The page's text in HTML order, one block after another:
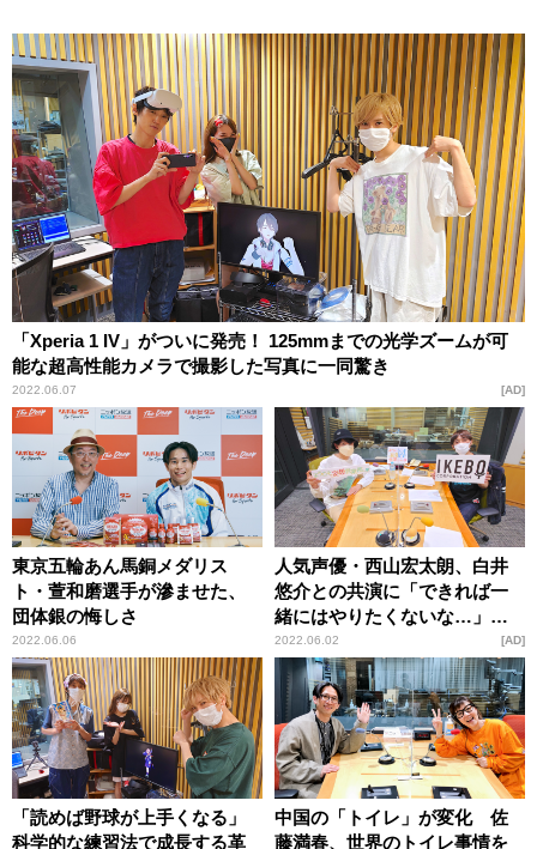
「Xperia 1 IV」がついに発売！ 125mmまでの光学ズームが可
能な超高性能カメラで撮影した写真に一同驚き
2022.06.07 AD
東京五輪あん馬銅メダリス
ト・萱和磨選手が滲ませた、
団体銀の悔しさ
2022.06.06
人気声優・西山宏太朗、白井
悠介との共演に「できれば一
緒にはやりたくないな…」そ
の理由を明かす
2022.06.02 AD
「読めば野球が上手くなる」
科学的な練習法で成長する革
中国の「トイレ」が変化 佐
藤満春、世界のトイレ事情を